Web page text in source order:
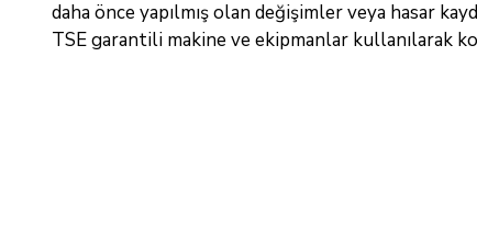
daha önce yapılmış olan değişimler veya hasar
TSE garantili makine ve ekipmanlar kullanılarak